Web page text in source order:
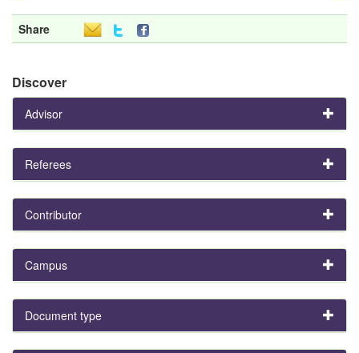
Share
Discover
Advisor
Referees
Contributor
Campus
Document type